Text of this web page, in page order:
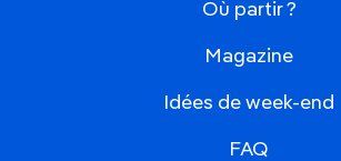
Où partir ?
Magazine
Idées de week-end
FAQ